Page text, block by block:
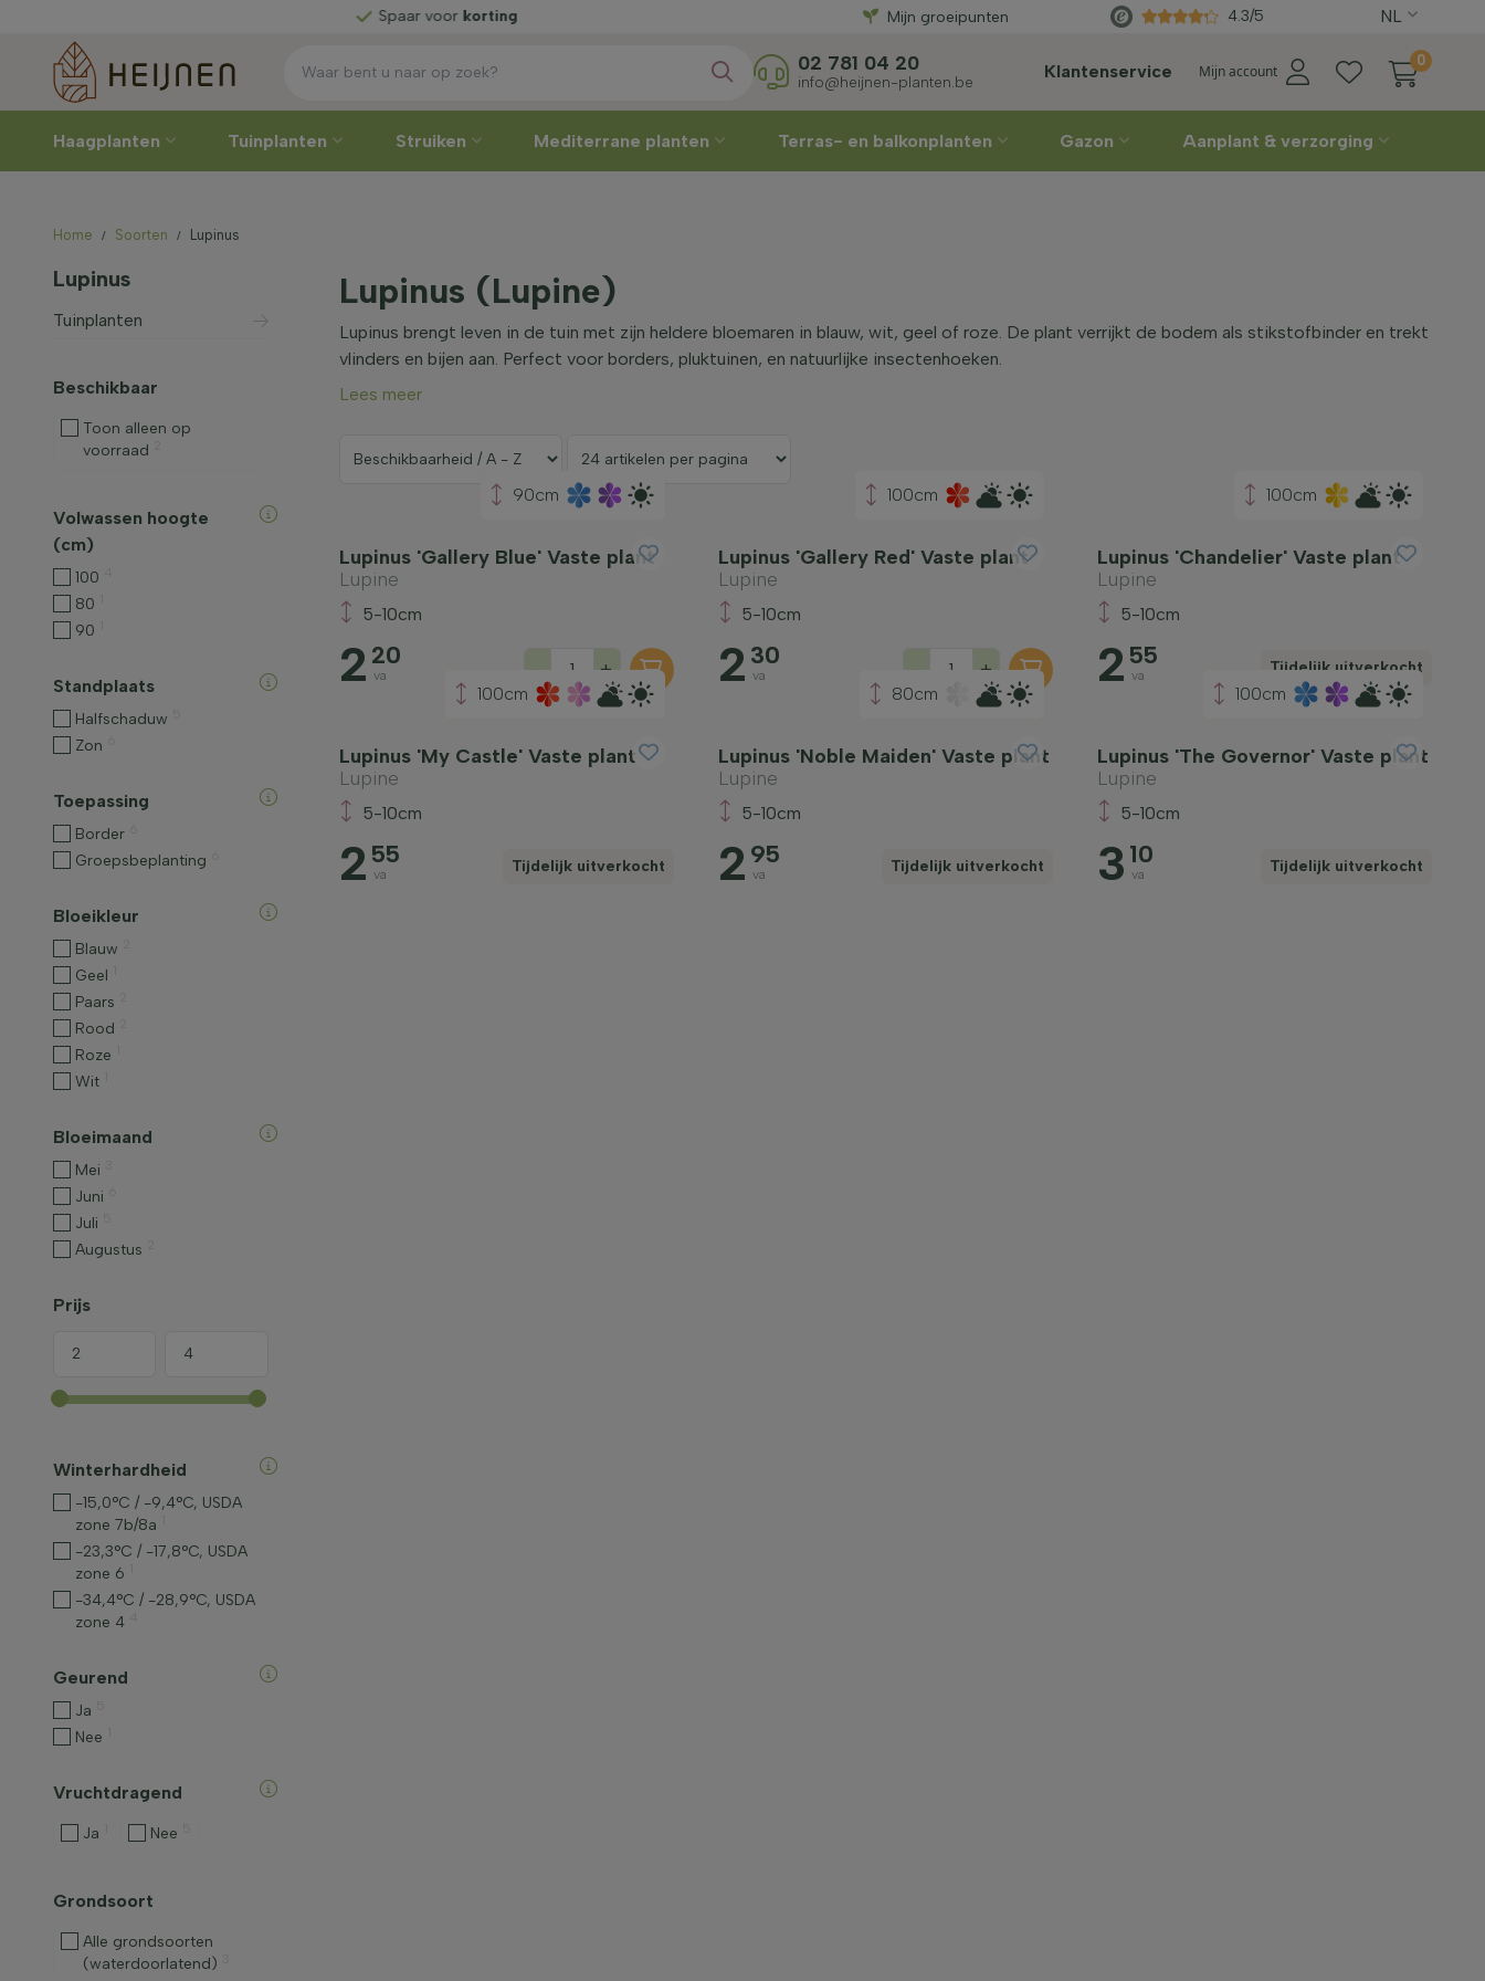
Spaar voorkorting korting Rechtstreeks van de kweker
Mijn groeipunten 4.3/5 NL
Klantenservice Mijn account
0
02 781 04 20
info@heijnen-planten.be
Haagplanten Tuinplanten Struiken Mediterrane planten Terras- en balkonplanten Gazon Aanplant & verzorging
Home Soorten Lupinus
Lupinus
Tuinplanten
Beschikbaar
Toon alleen op
voorraad
Volwassen hoogte
(cm)
100
80
90
Standplaats
Halfschaduw
Zon
Toepassing
Border
Groepsbeplanting
Bloeikleur
Blauw
Geel
Paars
Rood
Roze
Wit
Bloeimaand
Mei
Juni
Juli
Augustus
Prijs
Winterhardheid
-15,0°C / -9,4°C, USDA
zone 7b/8a
-23,3°C / -17,8°C, USDA
zone 6
-34,4°C / -28,9°C, USDA
zone 4
Geurend
Ja
Nee
Vruchtdragend
Ja Nee
Grondsoort
Alle grondsoorten
(waterdoorlatend)
Lupinus (Lupine)
Lupinus brengt leven in de tuin met zijn heldere bloemaren in blauw, wit, geel of roze. De plant verrijkt de bodem als stikstofbinder en trekt
vlinders en bijen aan. Perfect voor borders, pluktuinen, en natuurlijke insectenhoeken.
Lees meer
90cm
Lupinus 'Gallery Blue' Vaste plant
Lupine
5-10cm
2 20
va - +
100cm
Lupinus 'Gallery Red' Vaste plant
Lupine
5-10cm
2 30
va - +
100cm
Lupinus 'Chandelier' Vaste plant
Lupine
5-10cm
2 55
va Tijdelijk uitverkocht
100cm
Lupinus 'My Castle' Vaste plant
Lupine
5-10cm
2 55
va Tijdelijk uitverkocht
80cm
Lupinus 'Noble Maiden' Vaste plant
Lupine
5-10cm
2 95
va Tijdelijk uitverkocht
100cm
Lupinus 'The Governor' Vaste plant
Lupine
5-10cm
3 10
va Tijdelijk uitverkocht